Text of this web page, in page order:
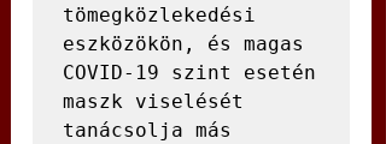
tömegközlekedési
eszközökön, és magas
COVID-19 szint esetén
maszk viselését
tanácsolja más